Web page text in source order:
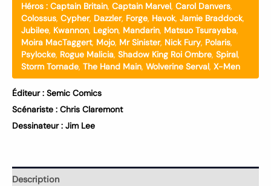
Héros : Captain Britain, Captain Marvel, Carol Danvers,
Colossus, Cypher, Dazzler, Forge, Havok, Jamie Braddock,
Jubilee, Kwannon, Legion, Mandarin, Matsuo Tsurayaba,
Moira MacTaggert, Mojo, Mr Sinister, Nick Fury, Polaris,
Psylocke, Rogue Malicia, Shadow King Roi Ombre, Spiral,
Storm Tornade, The Hand Main, Wolverine Serval, X-Men
Éditeur : Semic Comics
Scénariste : Chris Claremont
Dessinateur : Jim Lee
Description